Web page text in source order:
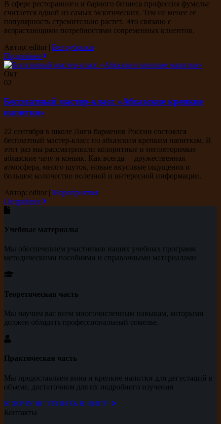
В сфере ресторанного и барного бизнеса профессия фумелье
считается одной из самых экзотических. Тем не менее ее
популярность стремительно растет. Это связано с
возрастающими потребностями современных клиентов.
Автор: editor | Без рубрики
Подробнее
Окт
02
Бесплатный мастер-класс «Абхазские крепкие
напитки»
22 сентября в школе Лиги барменов России состоялся
бесплатный мастер-класс по абхазским крепким напиткам. В
этот раз мы рассматривали колоритные и неповторимые
абхазские чачу и коньяк. Как всегда —дружественная
атмосфера, много шуток, новые вкусовые ощущения и
большое количество полезной и интересной информации.
Автор: editor | Мероприятия
Подробнее
Учебные материалы
Мы обеспечиваем участников наших учебных программ
методическими пособиями и справочными материалами
Теоретическая часть
Мы научим вас всем многочисленным навыкам, которыми
должен обладать профессиональный сомелье.
Практическая часть
Мы предоставляем вина и крепкие напитки для дегустаций в
объеме, достаточном для их подробного изучения
Я ХОЧУ ВСТУПИТЬ В ЛИГУ
Контакты